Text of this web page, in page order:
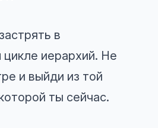
в
иерархий. Не
и выйди из той
ты сейчас.